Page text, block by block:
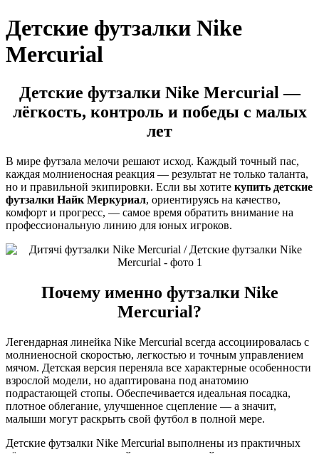
Детские футзалки Nike
Mercurial
Детские футзалки Nike Mercurial —
лёгкость, контроль и победы с малых
лет
В мире футзала мелочи решают исход. Каждый точный пас,
каждая молниеносная реакция — результат не только таланта,
но и правильной экипировки. Если вы хотите купить детские
футзалки Найк Меркуриал, ориентируясь на качество,
комфорт и прогресс, — самое время обратить внимание на
профессиональную линию для юных игроков.
Почему именно футзалки Nike
Mercurial?
Легендарная линейка Nike Mercurial всегда ассоциировалась с
молниеносной скоростью, легкостью и точным управлением
мячом. Детская версия переняла все характерные особенности
взрослой модели, но адаптирована под анатомию
подрастающей стопы. Обеспечивается идеальная посадка,
плотное облегание, улучшенное сцепление — а значит,
малыши могут раскрыть свой футбол в полной мере.
Детские футзалки Nike Mercurial выполнены из практичных